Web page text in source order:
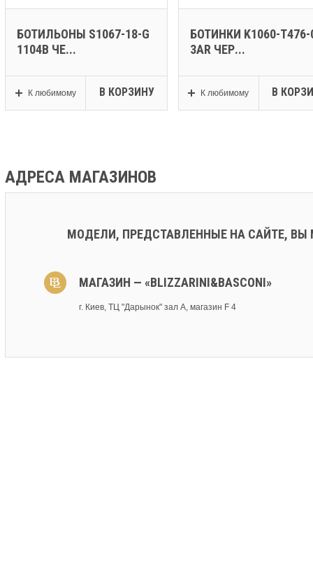
БОТИЛЬОНЫ S1067-18-G
1104B ЧЕ...
К любимому В КОРЗИНУ
БОТИНКИ K1060-T476-
3AR ЧЕР...
К любимому В
АДРЕСА МАГАЗИНОВ
МОДЕЛИ, ПРЕДСТАВЛЕННЫЕ НА САЙТЕ,
МАГАЗИН — «BLIZZARINI&BASCONI»
г. Киев, ТЦ "Дарынок" зал А, магазин F 4